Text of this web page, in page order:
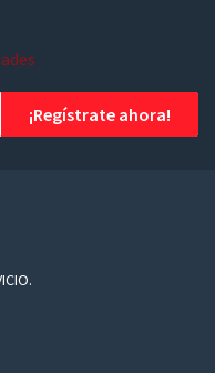
¡Regístrate ahora!